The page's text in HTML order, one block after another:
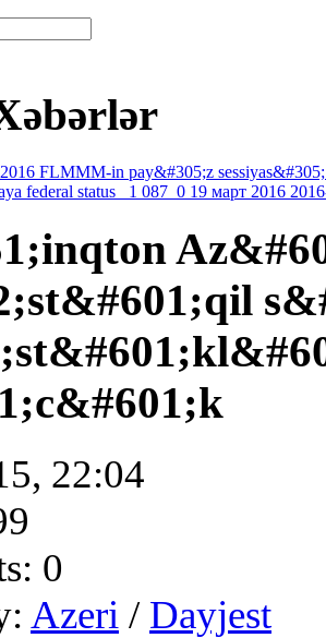
FLMMM-in pay&#305;z sessiyas&#305;
federal status 1 087 0 19 март 2016
22:04
0
Azeri / Dayjest